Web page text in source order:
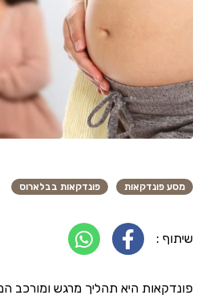
מסע פונדקאות פונדקאות בבלארוס
שיתוף :
פונדקאות היא תהליך מרגש ומורכב